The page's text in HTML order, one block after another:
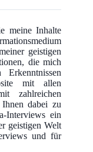
meine Inhalte
geistigen
die mich
mit allen
zahlreichen
dabei zu
Interviews ein
geistigen Welt
und für